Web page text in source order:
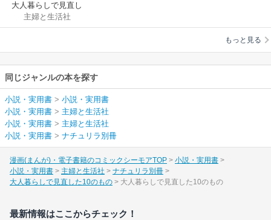
大人暮らしで見直し
た10のもの
主婦と生活社
もっと見る
同じジャンルの本を探す
小説・実用書 > 小説・実用書
小説・実用書 > 主婦と生活社
小説・実用書 > 主婦と生活社
小説・実用書 > ナチュリラ別冊
漫画(まんが)・電子書籍のコミックシーモアTOP
小説・実用書
小説・実用書
主婦と生活社
ナチュリラ別冊
大人暮らしで見直した10のもの
大人暮らしで見直した10のもの
最新情報はここからチェック！